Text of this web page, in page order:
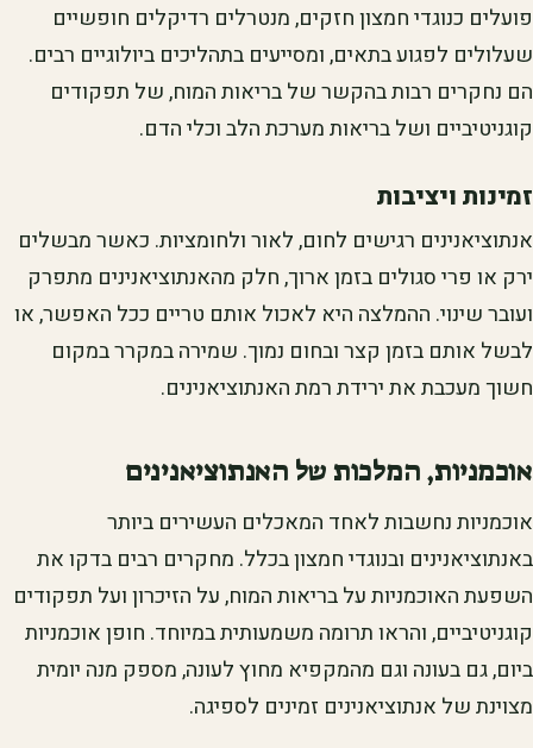
פועלים כנוגדי חמצון חזקים, מנטרלים רדיקלים חופשיים
שעלולים לפגוע בתאים, ומסייעים בתהליכים ביולוגיים רבים.
הם נחקרים רבות בהקשר של בריאות המוח, של תפקודים
קוגניטיביים ושל בריאות מערכת הלב וכלי הדם.
זמינות ויציבות
אנתוציאנינים רגישים לחום, לאור ולחומציות. כאשר מבשלים
ירק או פרי סגולים בזמן ארוך, חלק מהאנתוציאנינים מתפרק
ועובר שינוי. ההמלצה היא לאכול אותם טריים ככל האפשר, או
לבשל אותם בזמן קצר ובחום נמוך. שמירה במקרר במקום
חשוך מעכבת את ירידת רמת האנתוציאנינים.
אוכמניות, המלכות של האנתוציאנינים
אוכמניות נחשבות לאחד המאכלים העשירים ביותר
באנתוציאנינים ובנוגדי חמצון בכלל. מחקרים רבים בדקו את
השפעת האוכמניות על בריאות המוח, על הזיכרון ועל תפקודים
קוגניטיביים, והראו תרומה משמעותית במיוחד. חופן אוכמניות
ביום, גם בעונה וגם מהמקפיא מחוץ לעונה, מספק מנה יומית
מצוינת של אנתוציאנינים זמינים לספיגה.